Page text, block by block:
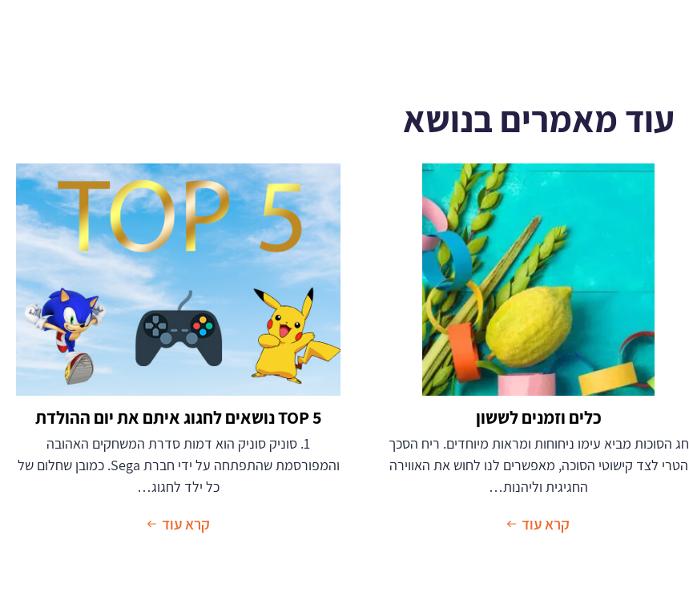
עוד מאמרים בנושא
כלים וזמנים לששון
חג הסוכות מביא עימו ניחוחות ומראות מיוחדים. ריח הסכך
הטרי לצד קישוטי הסוכה, מאפשרים לנו לחוש את האווירה
החגיגית וליהנות…
קרא עוד
TOP 5 נושאים לחגוג איתם את יום ההולדת
1. סוניק סוניק הוא דמות סדרת המשחקים האהובה
והמפורסמת שהתפתחה על ידי חברת Sega. כמובן שחלום של
כל ילד לחגוג…
קרא עוד